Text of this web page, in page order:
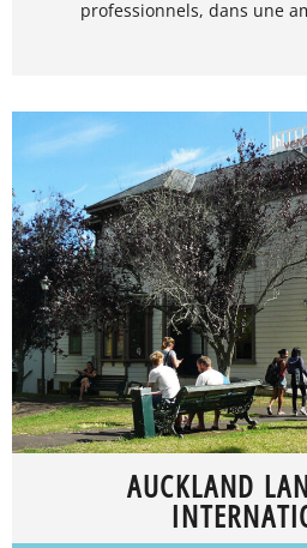
professionnels, dans une
AUCKLAND